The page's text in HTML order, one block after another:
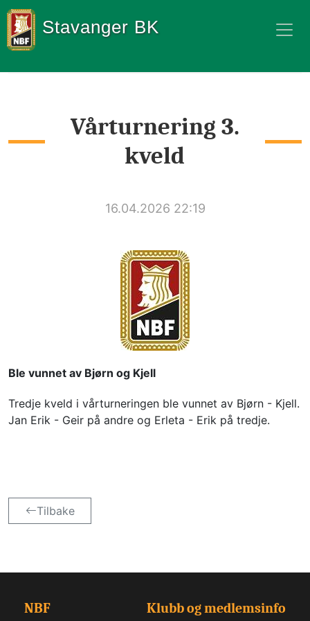
Stavanger BK
Vårturnering 3.
kveld
16.04.2026 22:19
Ble vunnet av Bjørn og Kjell
Tredje kveld i vårturneringen ble vunnet av Bjørn - Kjell.
Jan Erik - Geir på andre og Erleta - Erik på tredje.
Tilbake
NBF Klubb og medlemsinfo